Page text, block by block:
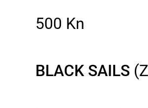
500 Kn
BLACK SAILS